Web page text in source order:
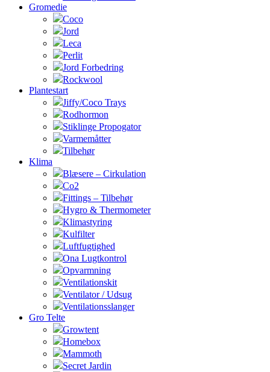
Gromedie
Coco
Jord
Leca
Perlit
Jord Forbedring
Rockwool
Plantestart
Jiffy/Coco Trays
Rodhormon
Stiklinge Propogator
Varmemåtter
Tilbehør
Klima
Blæsere – Cirkulation
Co2
Fittings – Tilbehør
Hygro & Thermometer
Klimastyring
Kulfilter
Luftfugtighed
Ona Lugtkontrol
Opvarmning
Ventilationskit
Ventilator / Udsug
Ventilationsslanger
Gro Telte
Growtent
Homebox
Mammoth
Secret Jardin